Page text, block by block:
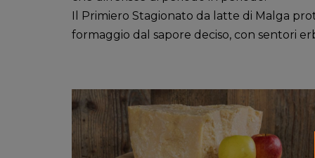
Il Primiero Stagionato da latte di Malga
formaggio dal sapore deciso, con sentori